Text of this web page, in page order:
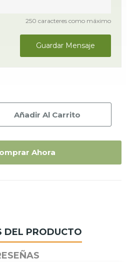
250 caracteres como máximo
Guardar Mensaje
Añadir Al Carrito
Ahora
DEL PRODUCTO